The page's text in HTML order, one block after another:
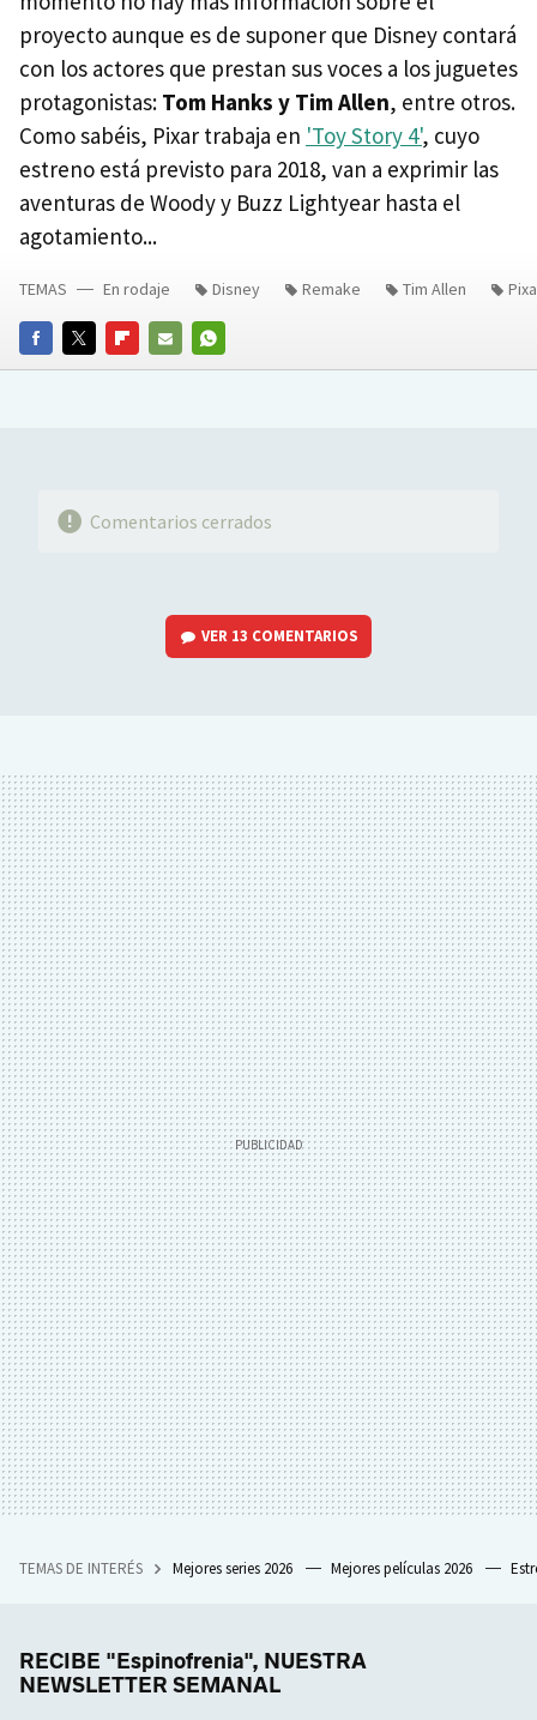
proyecto aunque es de suponer que Disney contará
con los actores que prestan sus voces a los juguetes
protagonistas: Tom Hanks y Tim Allen, entre otros.
Como sabéis, Pixar trabaja en 'Toy Story 4', cuyo
estreno está previsto para 2018, van a exprimir las
aventuras de Woody y Buzz Lightyear hasta el
agotamiento...
FACEBOOKTWITTERFLIPBOARD
E-
WHATSAPP
TEMAS En rodaje Disney Remake Tim Allen
Comentarios cerrados
VER 13 COMENTARIOS
TEMAS DE INTERÉS Mejores series 2026 Mejores películas 2026
RECIBE "Espinofrenia", NUESTRA
NEWSLETTER SEMANAL